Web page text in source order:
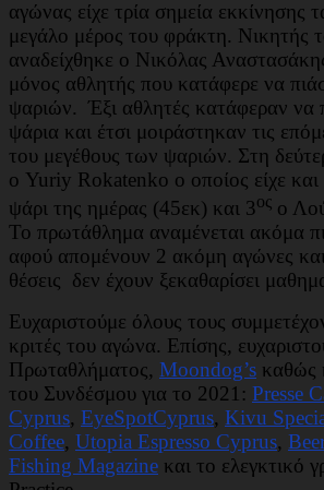
αγώνας είχε τρία σημεία εκκίνησης
μεγάλο μέρος του φράκτη. Νικητής
αναδείχθηκε ο Νικόλας
μόνος αθλητής που κατάφερε να
ψαριών. Έξι αθλητές κατάφεραν να
ψάρια και έτσι μοιράστηκαν τις
του μεγέθους των ψαριών. Στη
ο Yuriy Rokatenko ο οποίος είχε και
ψάρι της ημέρας (45εκ) και 3ος ο
Το πρωτάθλημα αναμένεται ακόμα
αφού απομένουν 2 ακόμη αγώνες
θέσεις δεν έχουν ξεκαθαρίσει
Ευχαριστούμε όλους τους
κριτές του αγώνα. Επίσης,
Πρωταθλήματος, Moondog’s καθώς
του Συνδέσμου για το 2021: Presse
Cyprus, EyeSpotCyprus, Kivu
Coffee, Utopia Espresso Cyprus,
Fishing Magazine και το ελεγκτικό